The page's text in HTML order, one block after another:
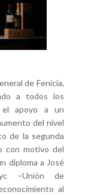
de Fenicia,
a todos los
el apoyo a un
del nivel
de la segunda
con motivo del
diploma a José
–Unión de
al